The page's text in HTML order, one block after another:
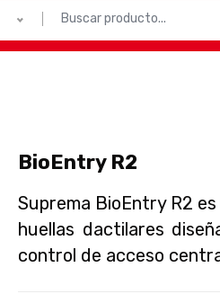
BioEntry R2
Suprema BioEntry R2
huellas dactilares
control de acceso